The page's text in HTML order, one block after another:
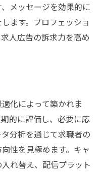
メッセージを効果的に
ます。プロフェッショ
人広告の訴求力を高め
化によって築かれま
的に評価し、必要に応
分析を通じて求職者の
性を見極めます。キャ
れ替え、配信プラット